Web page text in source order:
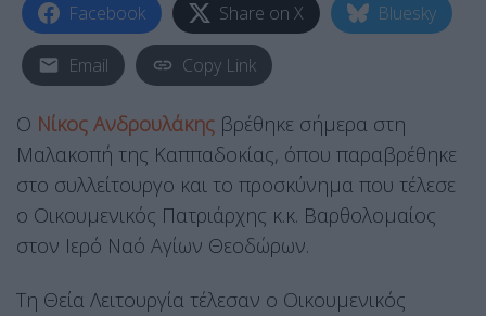
Facebook Share on X Bluesky
Email Copy Link
Ο Νίκος Ανδρουλάκης βρέθηκε σήμερα στη
Μαλακοπή της Καππαδοκίας, όπου παραβρέθηκε
στο συλλείτουργο και το προσκύνημα που τέλεσε
ο Οικουμενικός Πατριάρχης κ.κ. Βαρθολομαίος
στον Ιερό Ναό Αγίων Θεοδώρων.
Τη Θεία Λειτουργία τέλεσαν ο Οικουμενικός